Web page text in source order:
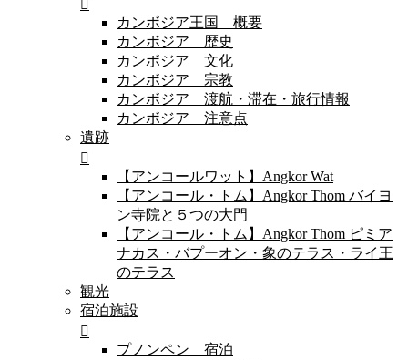
カンボジア王国 概要
カンボジア 歴史
カンボジア 文化
カンボジア 宗教
カンボジア 渡航・滞在・旅行情報
カンボジア 注意点
遺跡
【アンコールワット】Angkor Wat
【アンコール・トム】Angkor Thom バイヨ
ン寺院と５つの大門
【アンコール・トム】Angkor Thom ピミア
ナカス・バプーオン・象のテラス・ライ王
のテラス
観光
宿泊施設
プノンペン 宿泊